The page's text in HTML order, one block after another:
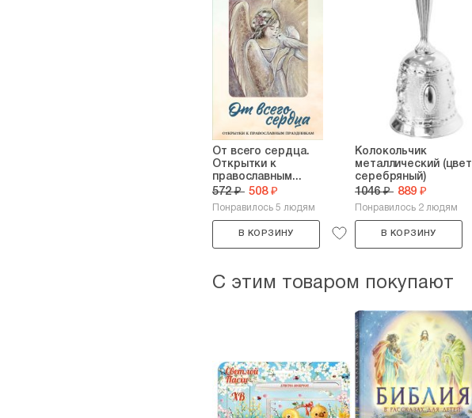
От всего сердца.
Открытки к
православным...
572 ₽ 508 ₽
Понравилось 5 людям
В КОРЗИНУ
Колокольчик
металлический (цвет
серебряный)
1046 ₽ 889 ₽
Понравилось 2 людям
В КОРЗИНУ
С этим товаром покупают